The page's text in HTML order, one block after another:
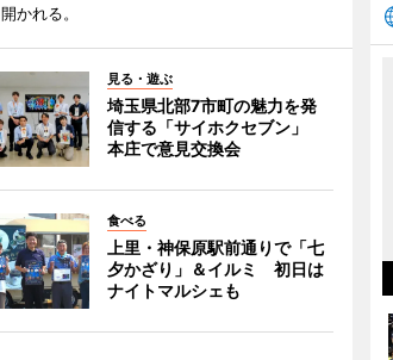
開かれる。
見る・遊ぶ
埼玉県北部7市町の魅力を発
信する「サイホクセブン」
本庄で意見交換会
食べる
上里・神保原駅前通りで「七
夕かざり」＆イルミ 初日は
ナイトマルシェも